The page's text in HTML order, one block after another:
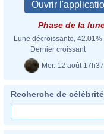
Phase de la
Lune décroissante, 42.01%
Dernier croissant
Mer. 12 août 17h37
Recherche de célébrité